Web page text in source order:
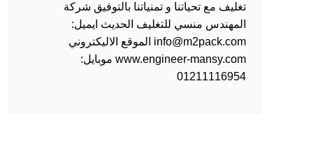
تغليف مع تحياتنا و تمنياتنا بالتوفيق شركة
المهندس منسي للتغليف الحديث ايميل:
info@m2pack.com الموقع الاليكتروني
www.engineer-mansy.com موبايل:
01211116954